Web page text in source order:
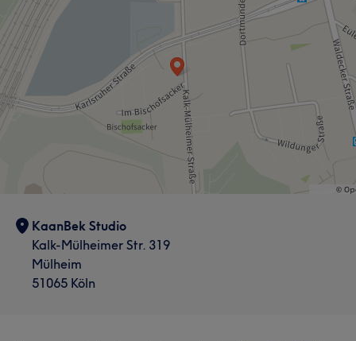
KaanBek Studio
Kalk-Mülheimer Str. 319
Mülheim
51065 Köln